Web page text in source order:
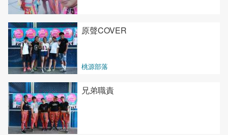
原聲COVER
桃源部落
兄弟職責